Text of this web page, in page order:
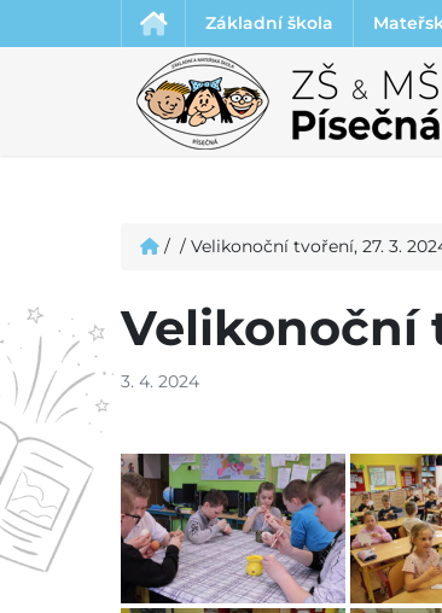
Základní škola
/ / Velikonoční tvoření, 27. 3.
Velikonoční
3. 4. 2024